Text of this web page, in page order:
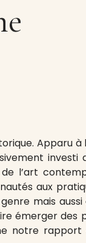
Apparu à
l’art
aux
mais
émerger des
notre